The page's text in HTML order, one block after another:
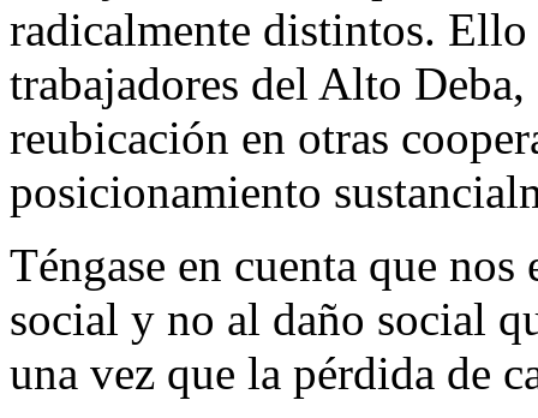
radicalmente distintos. Ello
trabajadores del Alto
reubicación en otras
posicionamiento
Téngase en cuenta que
social y no al daño social
una vez que la pérdida de